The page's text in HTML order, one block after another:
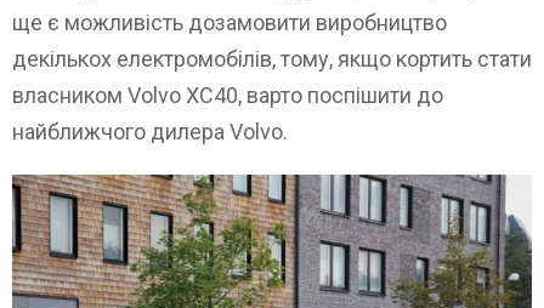
ще є можливість дозамовити виробництво
декількох електромобілів, тому, якщо кортить стати
власником Volvo XC40, варто поспішити до
найближчого дилера Volvo.